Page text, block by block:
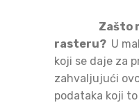
Zašto
rasteru? U
koji se daje za
zahvaljujući
podataka koji